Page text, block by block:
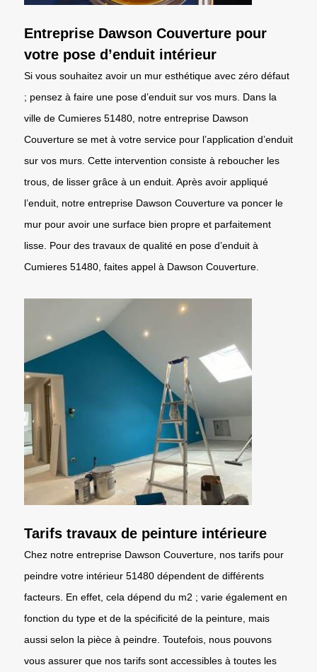
Entreprise Dawson Couverture pour
votre pose d’enduit intérieur
Si vous souhaitez avoir un mur esthétique avec zéro défaut
; pensez à faire une pose d’enduit sur vos murs. Dans la
ville de Cumieres 51480, notre entreprise Dawson
Couverture se met à votre service pour l’application d’enduit
sur vos murs. Cette intervention consiste à reboucher les
trous, de lisser grâce à un enduit. Après avoir appliqué
l’enduit, notre entreprise Dawson Couverture va poncer le
mur pour avoir une surface bien propre et parfaitement
lisse. Pour des travaux de qualité en pose d’enduit à
Cumieres 51480, faites appel à Dawson Couverture.
Tarifs travaux de peinture intérieure
Chez notre entreprise Dawson Couverture, nos tarifs pour
peindre votre intérieur 51480 dépendent de différents
facteurs. En effet, cela dépend du m2 ; varie également en
fonction du type et de la spécificité de la peinture, mais
aussi selon la pièce à peindre. Toutefois, nous pouvons
vous assurer que nos tarifs sont accessibles à toutes les